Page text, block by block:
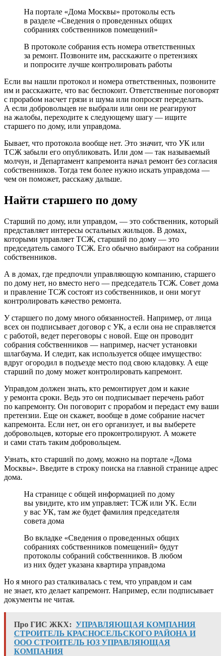
На портале «Дома Москвы» протоколы есть
в разделе «Сведения о проведенных общих
собраниях собственников помещений»
В протоколе собрания есть номера ответственных
за ремонт. Позвоните им, расскажите о претензиях
и попросите лучше контролировать работы
Если вы нашли протокол и номера ответственных, позвоните
им и расскажите, что вас беспокоит. Ответственные поговорят
с прорабом насчет грязи и шума или попросят переделать.
А если добровольцев не выбрали или они не реагируют
на жалобы, переходите к следующему шагу — ищите
старшего по дому, или управдома.
Бывает, что протокола вообще нет. Это значит, что УК или
ТСЖ забыли его опубликовать. Или дом — так называемый
молчун, и Департамент капремонта начал ремонт без согласия
собственников. Тогда тем более нужно искать управдома —
чем он поможет, расскажу дальше.
Найти старшего по дому
Старший по дому, или управдом, — это собственник, который
представляет интересы остальных жильцов. В домах,
которыми управляет ТСЖ, старший по дому — это
председатель самого ТСЖ. Его обычно выбирают на собрании
собственников.
А в домах, где предпочли управляющую компанию, старшего
по дому нет, но вместо него — председатель ТСЖ. Совет дома
и правление ТСЖ состоят из собственников, и они могут
контролировать качество ремонта.
У старшего по дому много обязанностей. Например, от лица
всех он подписывает договор с УК, а если она не справляется
с работой, ведет переговоры с новой. Еще он проводит
собрания собственников — например, насчет установки
шлагбаума. И следит, как используется общее имущество:
вдруг огородил в подъезде место под свою кладовку. А еще
старший по дому может контролировать капремонт.
Управдом должен знать, кто ремонтирует дом и какие
у ремонта сроки. Ведь это он подписывает перечень работ
по капремонту. Он поговорит с прорабом и передаст ему ваши
претензии. Еще он скажет, вообще в доме собрание насчет
капремонта. Если нет, он его организует, и вы выберете
добровольцев, которые его проконтролируют. А можете
и сами стать таким добровольцем.
Узнать, кто старший по дому, можно на портале «Дома
Москвы». Введите в строку поиска на главной странице адрес
дома.
На странице с общей информацией по дому
вы увидите, кто им управляет: ТСЖ или УК. Если
у вас УК, там же будет фамилия председателя
совета дома
Во вкладке «Сведения о проведенных общих
собраниях собственников помещений» будут
протоколы собраний собственников. В любом
из них будет указана квартира управдома
Но я много раз сталкивалась с тем, что управдом и сам
не знает, кто делает капремонт. Например, если подписывает
документы не читая.
Про ГИС ЖКХ: УПРАВЛЯЮЩАЯ КОМПАНИЯ
СТРОИТЕЛЬ КРАСНОСЕЛЬСКОГО РАЙОНА И
ООО СТРОИТЕЛЬ ЮЗ УПРАВЛЯЮЩАЯ
КОМПАНИЯ